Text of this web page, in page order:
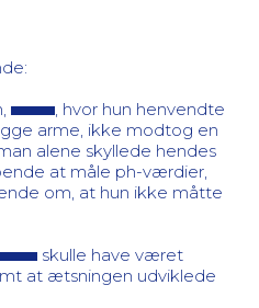
, hvor hun henvendte
arme, ikke modtog en
alene skyllede hendes
at måle ph-værdier,
om, at hun ikke måtte
skulle have været
at ætsningen udviklede